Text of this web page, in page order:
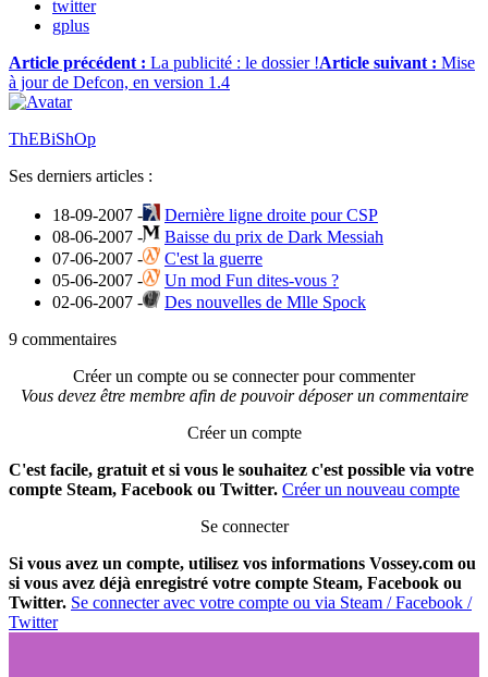
twitter
gplus
Article précédent : La publicité : le dossier !Article suivant : Mise
à jour de Defcon, en version 1.4
ThEBiShOp
Ses derniers articles :
18-09-2007 -
Dernière ligne droite pour CSP
08-06-2007 -
Baisse du prix de Dark Messiah
07-06-2007 -
C'est la guerre
05-06-2007 -
Un mod Fun dites-vous ?
02-06-2007 -
Des nouvelles de Mlle Spock
9 commentaires
Créer un compte ou se connecter pour commenter
Vous devez être membre afin de pouvoir déposer un commentaire
Créer un compte
C'est facile, gratuit et si vous le souhaitez c'est possible via votre
compte Steam, Facebook ou Twitter. Créer un nouveau compte
Se connecter
Si vous avez un compte, utilisez vos informations Vossey.com ou
si vous avez déjà enregistré votre compte Steam, Facebook ou
Twitter. Se connecter avec votre compte ou via Steam / Facebook /
Twitter